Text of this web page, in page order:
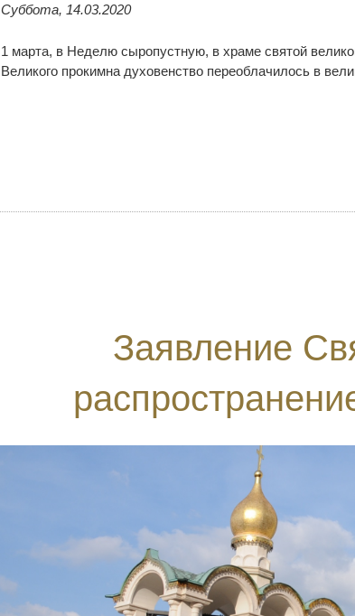
Суббота, 14.03.2020
1 марта, в Неделю сыропустную, в храме святой
Великого прокимна духовенство переоблачилось в
Заявление